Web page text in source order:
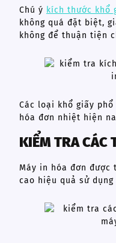
Chú ý kích thước khổ
không quá đặt biệt,
không để thuận tiện
Các loại khổ giấy
hóa đơn nhiệt hiện
KIỂM TRA CÁC
Máy in hóa đơn được
cao hiệu quả sử